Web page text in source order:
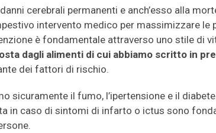
cerebrali permanenti e anch’esso alla
intervento medico per massimizzare le
è fondamentale attraverso uno stile di
dagli alimenti di cui abbiamo scritto in
dei fattori di rischio.
sicuramente il fumo, l’ipertensione e il
in caso di sintomi di infarto o ictus sono